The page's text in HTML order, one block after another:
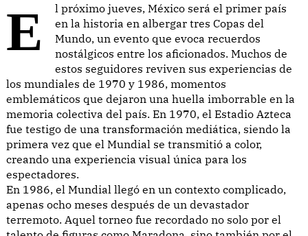
El próximo jueves, México será el primer país
en la historia en albergar tres Copas del
Mundo, un evento que evoca recuerdos
nostálgicos entre los aficionados. Muchos de
estos seguidores reviven sus experiencias de
los mundiales de 1970 y 1986, momentos
emblemáticos que dejaron una huella imborrable en la
memoria colectiva del país. En 1970, el Estadio Azteca
fue testigo de una transformación mediática, siendo la
primera vez que el Mundial se transmitió a color,
creando una experiencia visual única para los
espectadores.
En 1986, el Mundial llegó en un contexto complicado,
apenas ocho meses después de un devastador
terremoto. Aquel torneo fue recordado no solo por el